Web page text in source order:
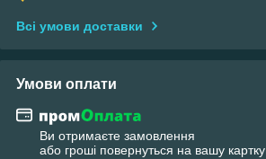
Всі умови доставки
Умови оплати
Ви отримаєте замовлення
або гроші повернуться на вашу картку